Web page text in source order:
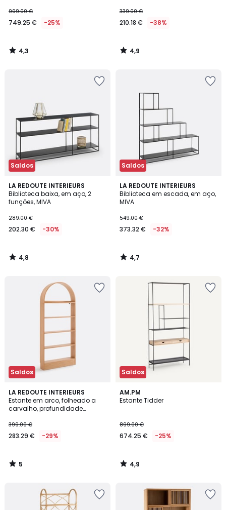
999.00 €
749.25 € -25%
4,3
/
339.00 €
210.18 € -38%
4,9
/
Saldos
LA REDOUTE INTERIEURS
Biblioteca baixa, em aço, 2
funções, MIVA
289.00 €
202.30 € -30%
4,8
/ 5
4,8
/
Saldos
LA REDOUTE INTERIEURS
Biblioteca em escada, em aço,
MIVA
549.00 €
373.32 € -32%
4,7
/ 5
4,7
/
Saldos
LA REDOUTE INTERIEURS
Estante em arco, folheado a
carvalho, profundidade
399.00 €
283.29 € -29%
5
/
5
5
/
Saldos
AM.PM
Estante Tidder
899.00 €
674.25 € -25%
4,9
/ 5
4,9
/